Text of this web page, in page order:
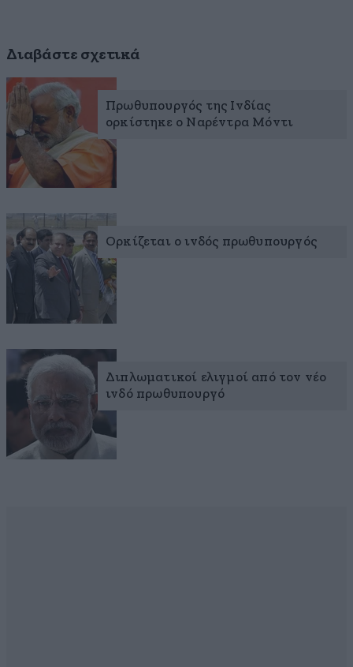
Διαβάστε σχετικά
Πρωθυπουργός της Ινδίας
ορκίστηκε ο Ναρέντρα Μόντι
Ορκίζεται ο ινδός πρωθυπουργός
Διπλωματικοί ελιγμοί από τον νέο
ινδό πρωθυπουργό